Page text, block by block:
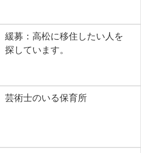
緩募：高松に移住したい人を
探しています。
芸術士のいる保育所